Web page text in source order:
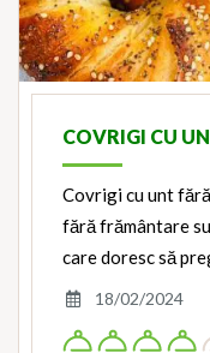
COVRIGI CU
Covrigi cu unt
fără frământare
care doresc să
18/02/2024